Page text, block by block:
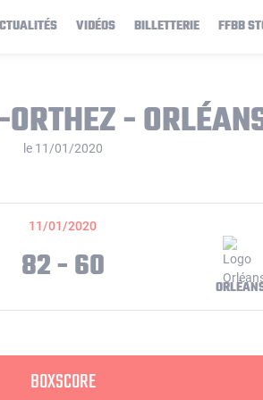
VIDÉOS BILLETTERIE FFBB
-
le 11/01/2020
11/01/2020
82 - 60
BOXSCORE